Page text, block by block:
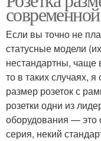
Если вы точно не
статусные модели
нестандартны, чаще
то в таких случаях,
размер розеток с
розетки одни из
оборудования — это
серия, некий